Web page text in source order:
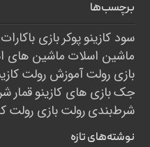
برچسب‌ها
سود کازینوپوکربازی باکارات
ماشین اسلات ماشین های
بازی رولتآموزش رولت
جکبازی های کازینوقمار
شرط‌بندیرولتبازی رولت
نوشته‌های تازه